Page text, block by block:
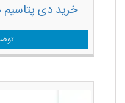
خرید دی پتاسیم